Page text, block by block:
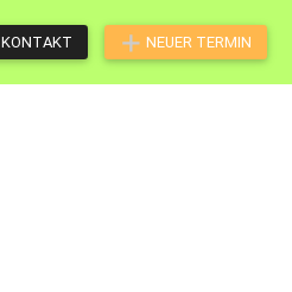
KONTAKT NEUER TERMIN